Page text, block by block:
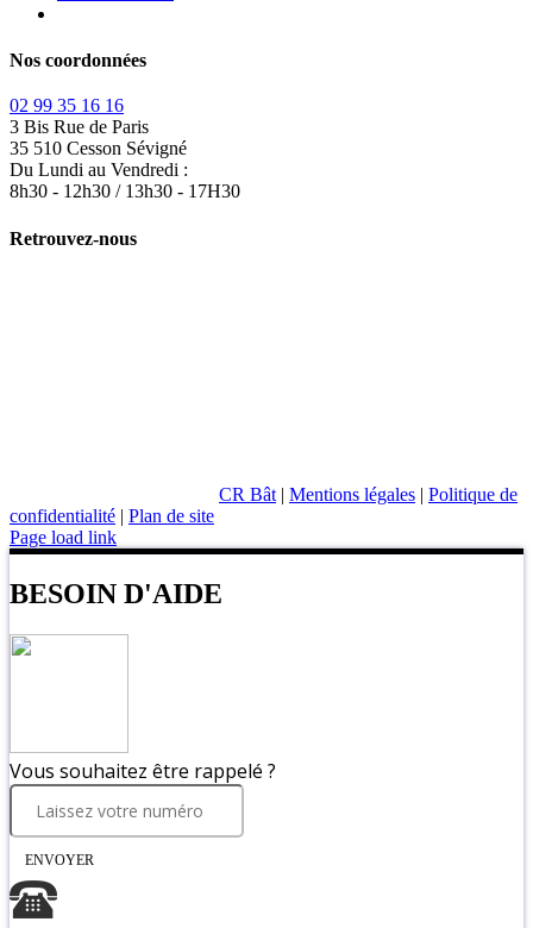
Contactez-nous
Nos coordonnées
02 99 35 16 16
3 Bis Rue de Paris
Du Lundi au Vendredi :
8h30 - 12h30 / 13h30 - 17H30
CR Bât | Mentions légales | Politique de
Page load link
BESOIN D'AIDE
Vous souhaitez être rappelé ?
ENVOYER